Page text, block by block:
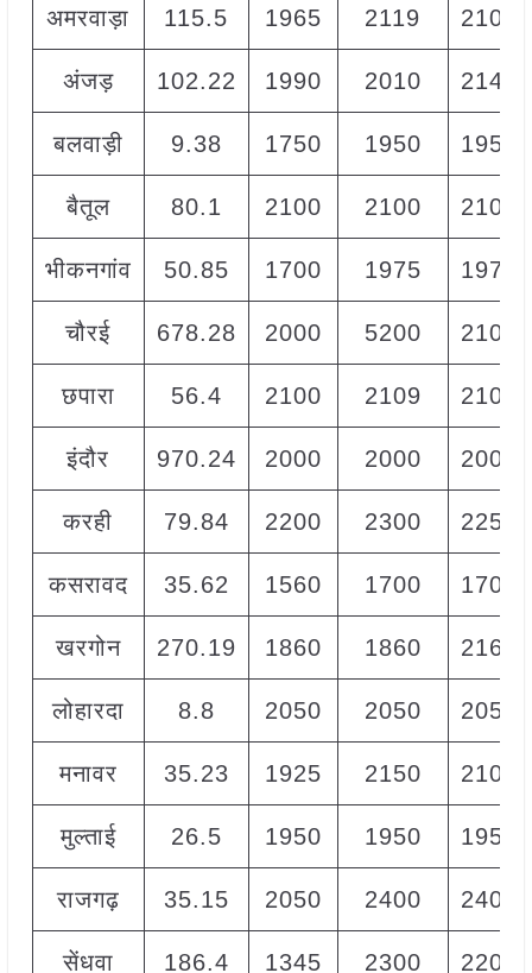
अमरवाड़ा 115.5 1965 2119 2100
अंजड़ 102.22 1990 2010 2140
बलवाड़ी 9.38 1750 1950 1950
बैतूल 80.1 2100 2100 2100
भीकनगांव 50.85 1700 1975 1975
चौरई 678.28 2000 5200 2100
छपारा 56.4 2100 2109 2100
इंदौर 970.24 2000 2000 2000
करही 79.84 2200 2300 2250
कसरावद 35.62 1560 1700 1700
खरगोन 270.19 1860 1860 2160
लोहारदा 8.8 2050 2050 2050
मनावर 35.23 1925 2150 2100
मुल्ताई 26.5 1950 1950 1950
राजगढ़ 35.15 2050 2400 2400
सेंधवा 186.4 1345 2300 2200